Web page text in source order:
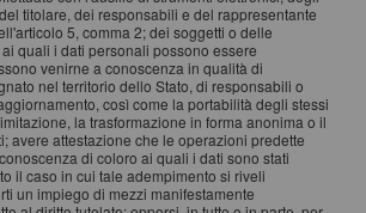
titolare, dei responsabili e del rappresentante
5, comma 2; dei soggetti o delle
quali i dati personali possono essere
venirne a conoscenza in qualità di
nel territorio dello Stato, di responsabili o
così come la portabilità degli stessi
la trasformazione in forma anonima o il
avere attestazione che le operazioni predette
di coloro ai quali i dati sono stati
il caso in cui tale adempimento si riveli
un impiego di mezzi manifestamente